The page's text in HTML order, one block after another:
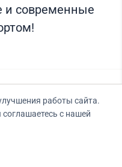
и современные
работы сайта.
с нашей